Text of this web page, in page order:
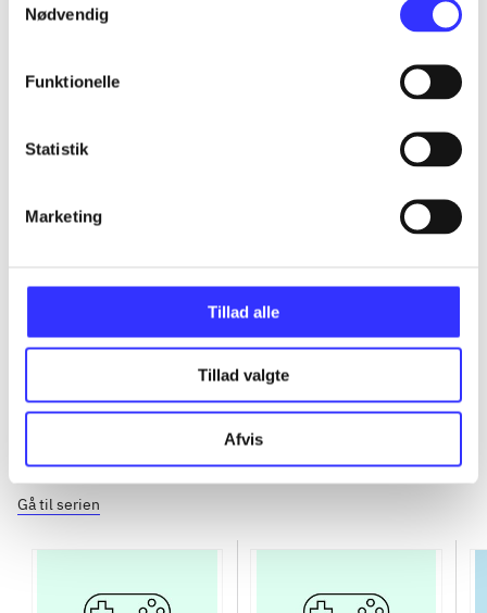
Nødvendig
Funktionelle
Statistik
Marketing
Tillad alle
Tillad valgte
Afvis
...
...
...
...
EA sports
Gå til serien